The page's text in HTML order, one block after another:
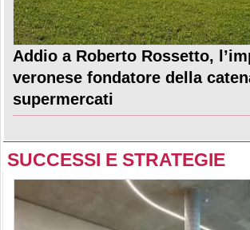
Addio a Roberto Rossetto,
veronese fondatore della
supermercati
SUCCESSI E STRATEGIE